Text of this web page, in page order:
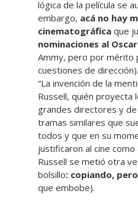
lógica de la película se
embargo, acá no hay
cinematográfica que
nominaciones al Oscar
Ammy, pero por mérito
cuestiones de
“La invención de la
Russell, quién proyecta
grandes directores y
tramas similares que
todos y que en su
justificaron al cine
Russell se metió otra
bolsillo: copiando,
que embobe).